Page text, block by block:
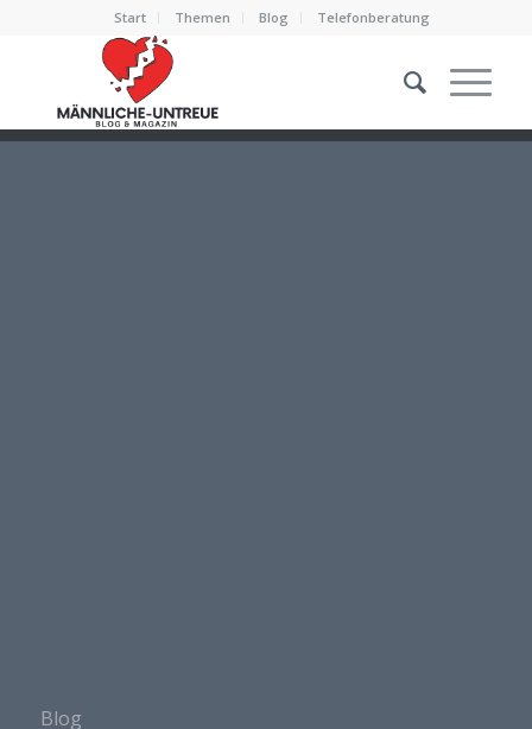
Start Themen Blog Telefonberatung
Blog